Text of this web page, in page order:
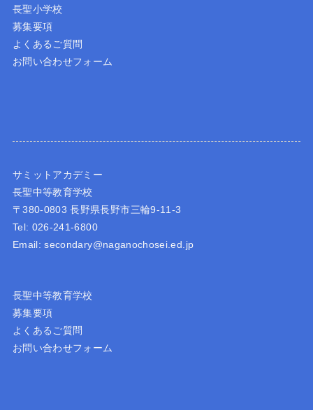
長聖小学校
募集要項
よくあるご質問
お問い合わせフォーム
サミットアカデミー
長聖中等教育学校
〒380-0803 長野県長野市三輪9-11-3
Tel: 026-241-6800
Email: secondary@naganochosei.ed.jp
長聖中等教育学校
募集要項
よくあるご質問
お問い合わせフォーム